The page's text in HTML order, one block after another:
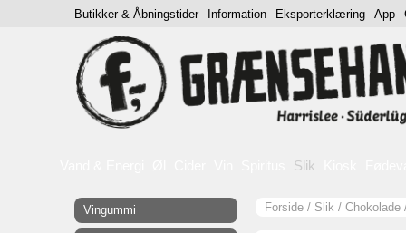
Slik
Forside / Slik / Chokolade
Vingummi
Butikker & Åbningstider Information Eksporterklæring App